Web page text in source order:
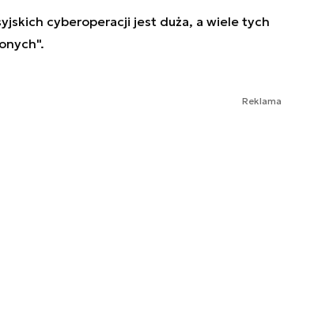
cyberoperacji jest duża, a wiele tych
Reklama